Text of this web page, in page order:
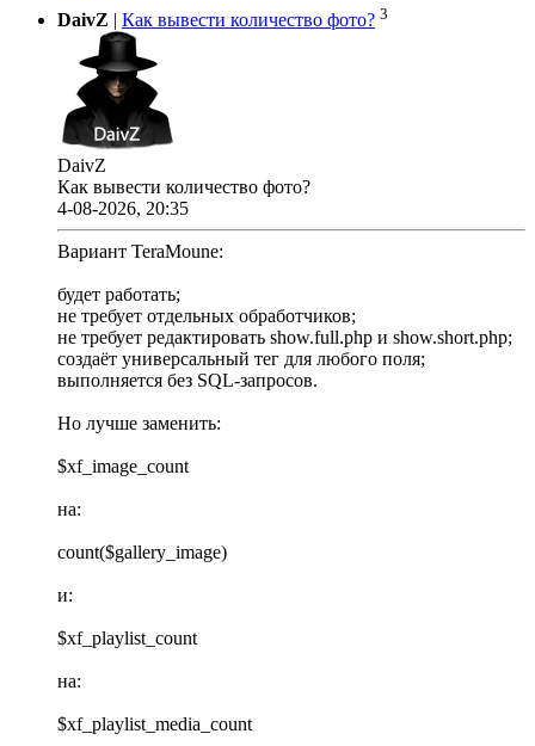
DaivZ | Как вывести количество фото? 3
DaivZ
Как вывести количество фото?
4-08-2026, 20:35
Вариант TeraMoune:
будет работать;
не требует отдельных обработчиков;
не требует редактировать show.full.php и show.short.php;
создаёт универсальный тег для любого поля;
выполняется без SQL-запросов.
Но лучше заменить:
$xf_image_count
на:
count($gallery_image)
и:
$xf_playlist_count
на:
$xf_playlist_media_count